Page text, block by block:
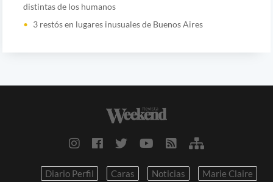
distintas de los humanos
3 restós en lugares inusuales de Buenos Aires
Diario Perfil Caras Noticias
Marie Claire